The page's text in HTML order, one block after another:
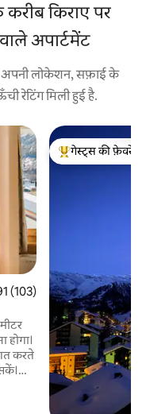
करीब किराए पर
अपार्टमेंट
अपनी लोकेशन, सफ़ाई के
रेटिंग मिली हुई है.
5 में से 4.91, 103 समीक्षाएँ
(103)
करते
गेस्ट्स का टॉप फ़ेवरेट
गेस्ट्स की फ़ेवरेट